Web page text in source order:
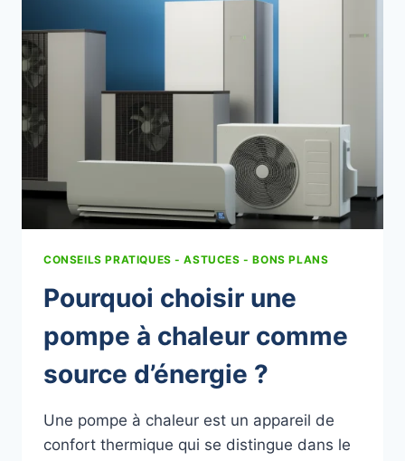
CONSEILS PRATIQUES - ASTUCES - BONS PLANS
Pourquoi choisir une
pompe à chaleur comme
source d’énergie ?
Une pompe à chaleur est un appareil de
confort thermique qui se distingue dans le